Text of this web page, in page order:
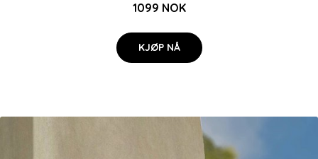
1099 NOK
KJØP NÅ